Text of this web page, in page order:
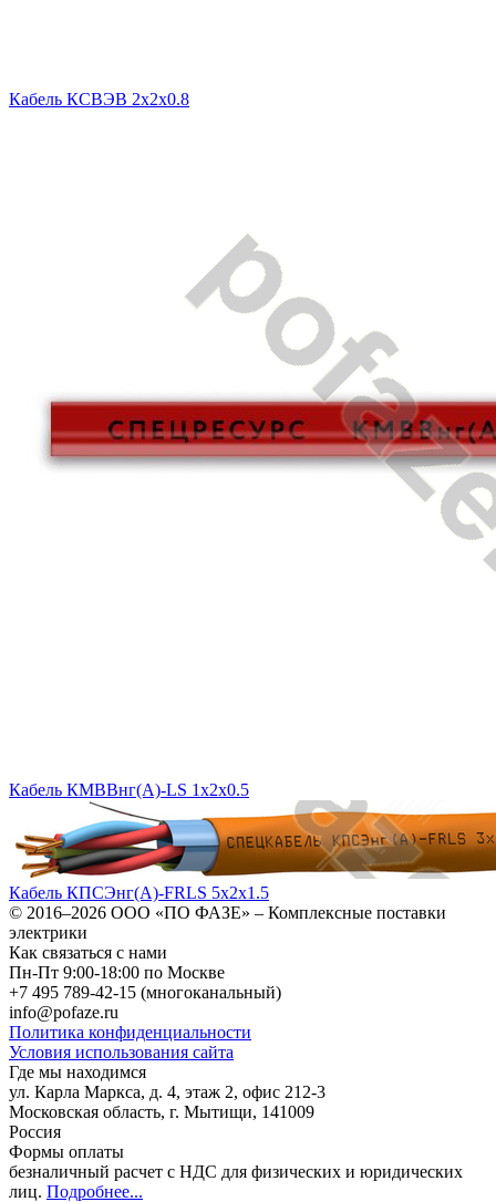
Кабель КСВЭВ 2х2х0.8
Кабель КМВВнг(A)-LS 1х2х0.5
Кабель КПСЭнг(А)-FRLS 5х2х1.5
© 2016–2026 ООО «ПО ФАЗЕ» – Комплексные поставки
электрики
Как связаться с нами
Пн-Пт 9:00-18:00 по Москве
+7 495 789-42-15 (многоканальный)
info@pofaze.ru
Политика конфиденциальности
Условия использования сайта
Где мы находимся
ул. Карла Маркса, д. 4, этаж 2, офис 212-3
Московская область, г. Мытищи, 141009
Россия
Формы оплаты
безналичный расчет с НДС для физических и юридических
лиц. Подробнее...